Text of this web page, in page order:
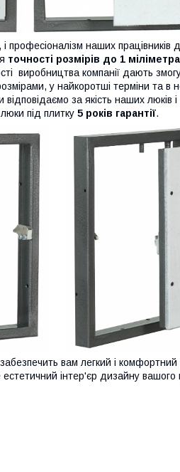
професіоналізм наших працівників
точності розмірів до 1 міліметра
виробництва компанії дають
у найкоротші терміни та в
за якість наших люків
під плитку 5 років гарантії.
вам легкий і комфортний
естетичний інтер'єр дизайну